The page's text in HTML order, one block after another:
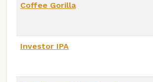
Coffee Gorilla
Investor IPA